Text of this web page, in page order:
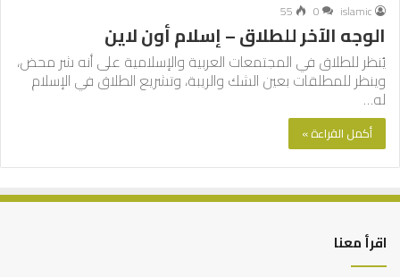
islamic
0
55
الوجه الآخر للطلاق – إسلام أون لاين
يُنظر للطلاق في المجتمعات العربية والإسلامية على أنه شر محض،
وينظر للمطلقات بعين الشك والريبة، وتشريع الطلاق في الإسلام
له…
أكمل القراءة »
اقرأ معنا